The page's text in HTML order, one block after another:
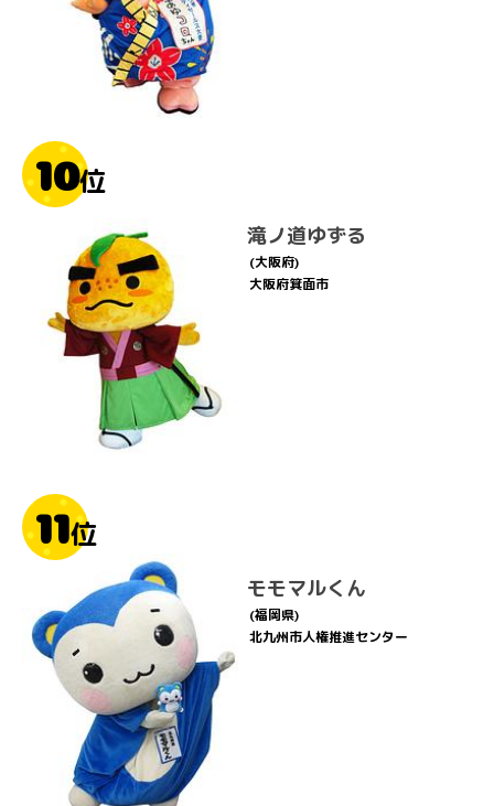
10位
滝ノ道ゆずる
(大阪府)
大阪府箕面市
11位
モモマルくん
(福岡県)
北九州市人権推進センター